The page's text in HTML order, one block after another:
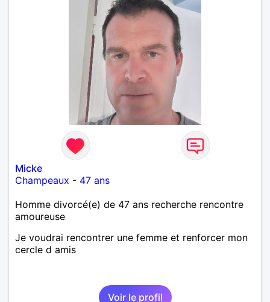
Micke
Champeaux - 47 ans
Homme divorcé(e) de 47 ans recherche rencontre
amoureuse
Je voudrai rencontrer une femme et renforcer mon
cercle d amis
Voir le profil